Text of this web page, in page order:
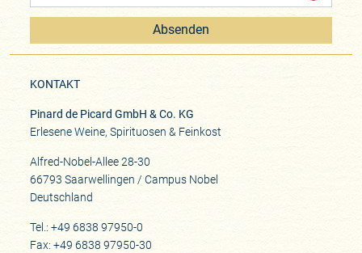
Absenden
KONTAKT
Pinard de Picard GmbH & Co. KG
Erlesene Weine, Spirituosen & Feinkost
Alfred-Nobel-Allee 28-30
66793 Saarwellingen / Campus Nobel
Deutschland
Tel.: +49 6838 97950-0
Fax: +49 6838 97950-30